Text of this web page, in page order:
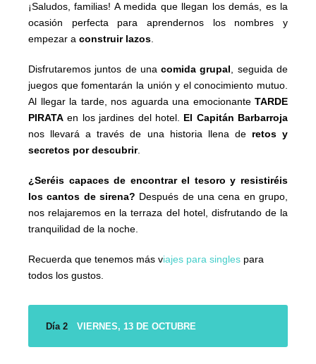
¡Saludos, familias! A medida que llegan los demás, es la
ocasión perfecta para aprendernos los nombres y
empezar a construir lazos
Disfrutaremos juntos de unacomida grupal , seguida de
juegos que fomentarán la unión y el conocimiento mutuo.
Al llegar la tarde, nos aguarda una emocionante TARDE
PIRATA en los jardines del hotel. El Capitán Barbarroja
nos llevará a través de una historia llena deretos y
secretos por descubrir.
¿Seréis capaces de encontrar el tesoro y resistiréis
los cantos de sirena? Después de una cena en grupo,
nos relajaremos en la terraza del hotel, disfrutando de la
tranquilidad de la noche.
Recuerda que tenemos más viajes para singles para
todos los gustos.
Día 2 VIERNES, 13 DE OCTUBRE